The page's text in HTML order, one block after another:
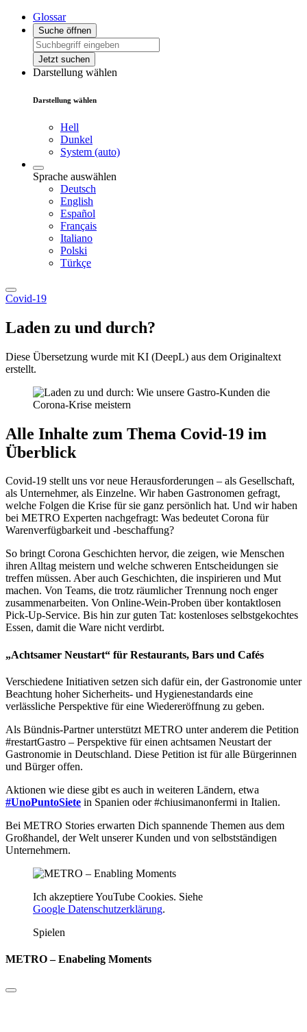
Glossar
Suche öffnen
Jetzt suchen
Darstellung wählen
Darstellung wählen
Hell
Dunkel
System (auto)
Sprache auswählen
Deutsch
English
Español
Français
Italiano
Polski
Türkçe
Covid-19
Laden zu und durch?
Diese Übersetzung wurde mit KI (DeepL) aus dem Originaltext
erstellt.
Alle Inhalte zum Thema Covid-19 im
Überblick
Covid-19 stellt uns vor neue Herausforderungen – als Gesellschaft,
als Unternehmer, als Einzelne. Wir haben Gastronomen gefragt,
welche Folgen die Krise für sie ganz persönlich hat. Und wir haben
bei METRO Experten nachgefragt: Was bedeutet Corona für
Warenverfügbarkeit und -beschaffung?
So bringt Corona Geschichten hervor, die zeigen, wie Menschen
ihren Alltag meistern und welche schweren Entscheidungen sie
treffen müssen. Aber auch Geschichten, die inspirieren und Mut
machen. Von Teams, die trotz räumlicher Trennung noch enger
zusammenarbeiten. Von Online-Wein-Proben über kontaktlosen
Pick-Up-Service. Bis hin zur guten Tat: kostenloses selbstgekochtes
Essen, damit die Ware nicht verdirbt.
„Achtsamer Neustart“ für Restaurants, Bars und Cafés
Verschiedene Initiativen setzen sich dafür ein, der Gastronomie unter
Beachtung hoher Sicherheits- und Hygienestandards eine
verlässliche Perspektive für eine Wiedereröffnung zu geben.
Als Bündnis-Partner unterstützt METRO unter anderem die Petition
#restartGastro – Perspektive für einen achtsamen Neustart der
Gastronomie in Deutschland. Diese Petition ist für alle Bürgerinnen
und Bürger offen.
Aktionen wie diese gibt es auch in weiteren Ländern, etwa
#UnoPuntoSiete in Spanien oder #chiusimanonfermi in Italien.
Bei METRO Stories erwarten Dich spannende Themen aus dem
Großhandel, der Welt unserer Kunden und von selbstständigen
Unternehmern.
Ich akzeptiere YouTube Cookies. Siehe
Google Datenschutzerklärung.
Spielen
METRO – Enabeling Moments